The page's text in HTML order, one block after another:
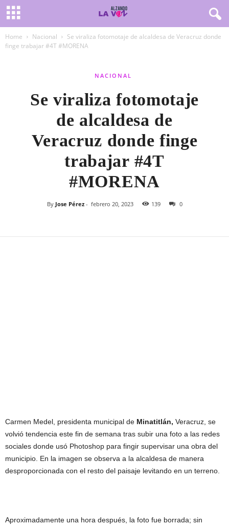
Home Nacional
Se viraliza fotomotaje de alcaldesa de Veracruz donde
finge trabajar #4T #MORENA
NACIONAL
Se viraliza fotomotaje
de alcaldesa de
Veracruz donde finge
trabajar #4T
#MORENA
By Jose Pérez- febrero 20, 2023 139 0
Carmen Medel, presidenta municipal de Minatitlán, Veracruz, se
volvió tendencia este fin de semana tras subir una foto a las redes
sociales donde usó Photoshop para fingir supervisar una obra del
municipio. En la imagen se observa a la alcaldesa de manera
desproporcionada con el resto del paisaje levitando en un terreno.
Aproximadamente una hora después, la foto fue borrada; sin